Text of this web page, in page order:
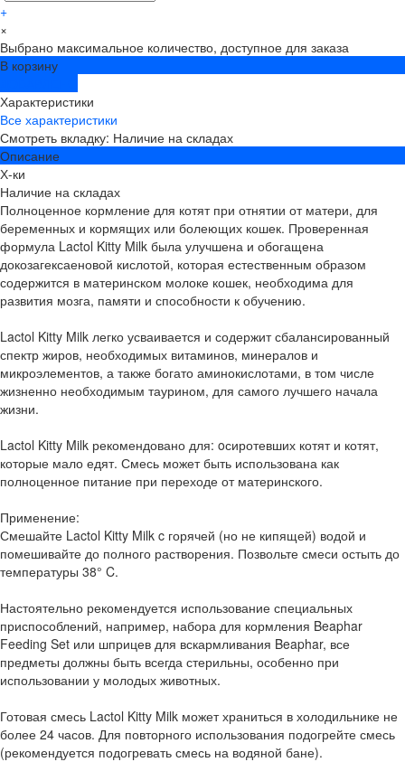
+
×
Выбрано максимальное количество, доступное для заказа
В корзину
Характеристики
Все характеристики
Смотреть вкладку: Наличие на складах
Описание
Х-ки
Наличие на складах
Полноценное кормление для котят при отнятии от матери, для
беременных и кормящих или болеющих кошек. Проверенная
формула Lactol Kitty Milk была улучшена и обогащена
докозагексаеновой кислотой, которая естественным образом
содержится в материнском молоке кошек, необходима для
развития мозга, памяти и способности к обучению.
Lactol Kitty Milk легко усваивается и содержит сбалансированный
спектр жиров, необходимых витаминов, минералов и
микроэлементов, а также богато аминокислотами, в том числе
жизненно необходимым таурином, для самого лучшего начала
жизни.
Lactol Kitty Milk рекомендовано для: oсиротевших котят и котят,
которые мало едят. Смесь может быть использована как
полноценное питание при переходе от материнского.
Применение:
Смешайте Lactol Kitty Milk c горячей (но не кипящей) водой и
помешивайте до полного растворения. Позвольте смеси остыть до
температуры 38° C.
Настоятельно рекомендуется использование специальных
приспособлений, например, набора для кормления Beaphar
Feeding Set или шприцев для вскармливания Beaphar, все
предметы должны быть всегда стерильны, особенно при
использовании у молодых животных.
Готовая смесь Lactol Kitty Milk может храниться в холодильнике не
более 24 часов. Для повторного использования подогрейте смесь
(рекомендуется подогревать смесь на водяной бане).